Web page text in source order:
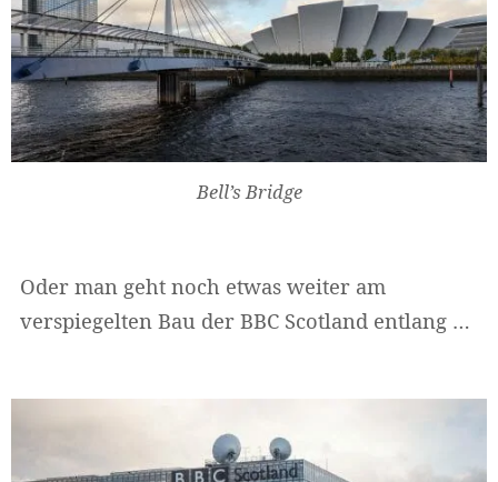
Bell’s Bridge
Oder man geht noch etwas weiter am
verspiegelten Bau der BBC Scotland entlang …
Widerrufsformular
Widerruf bestätigen